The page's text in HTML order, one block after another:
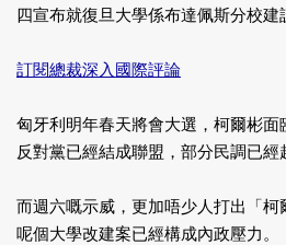
四宣布就復旦大學係布達佩斯分校建
訂閱總裁深入國際評論
匈牙利明年春天將會大選，柯爾彬
反對黨已經結成聯盟，部分民調已經
而週六嘅示威，更加唔少人打出「
呢個大學改建案已經構成內政壓力。